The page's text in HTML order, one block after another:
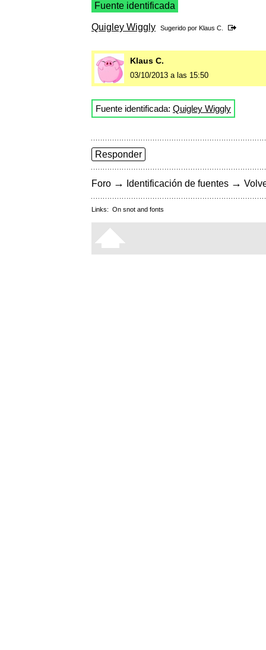
Fuente identificada
Quigley Wiggly Sugerido por Klaus C.
Klaus C.
03/10/2013 a las 15:50
Fuente identificada: Quigley Wiggly
Responder
Foro → Identificación de fuentes →
Links: On snot and fonts